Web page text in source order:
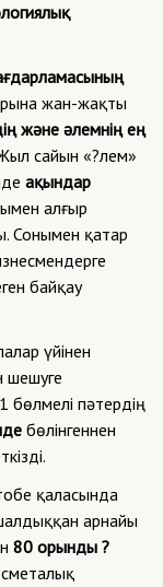
жан-жақты
және әлемнің ең
сайын «?лем»
ақындар
алғыр
Сонымен қатар
байқау
үйінен
шешуге
пәтердің
бөлінгеннен
қаласында
арнайы
80 орынды ?